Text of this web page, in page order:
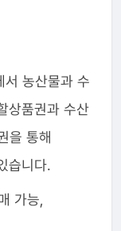
서 농산물과 수
상품권과 수산
을 통해
습니다.
가능,